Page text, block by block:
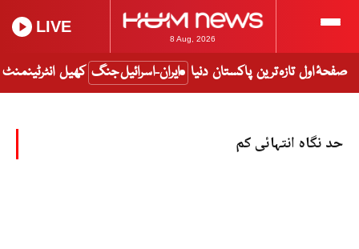
8 Aug, 2026
LIVE
صفحۂ اول تازہ ترین پاکستان دنیا ایران-اسرائیل جنگ کھیل انٹرٹینمنٹ
حد نگاہ انتہائی کم